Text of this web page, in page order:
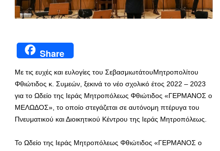
Share
Με τις ευχές και ευλογίες του ΣεβασμιωτάτουΜητροπολίτου
Φθιώτιδος κ. Συμεών, ξεκινά το νέο σχολικό έτος 2022 – 2023
για το Ωδείο της Ιεράς Μητροπόλεως Φθιώτιδος «ΓΕΡΜΑΝΟΣ ο
ΜΕΛΩΔΟΣ», το οποίο στεγάζεται σε αυτόνομη πτέρυγα του
Πνευματικού και Διοικητικού Κέντρου της Ιεράς Μητροπόλεως.
Το Ωδείο της Ιεράς Μητροπόλεως Φθιώτιδος «ΓΕΡΜΑΝΟΣ ο